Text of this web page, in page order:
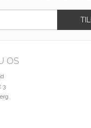
OS
3